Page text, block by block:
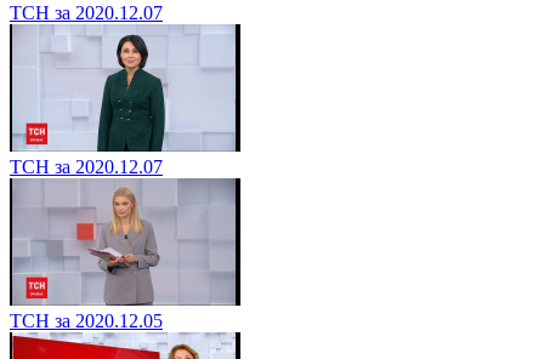
ТСН за 2020.12.07
ТСН за 2020.12.07
ТСН за 2020.12.05